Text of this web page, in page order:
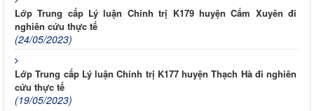
Lớp Trung cấp Lý luận Chính trị K179 huyện Cẩm Xuyên đi
nghiên cứu thực tế
(24/05/2023)
Lớp Trung cấp Lý luận Chính trị K177 huyện Thạch Hà đi nghiên
cứu thực tế
(19/05/2023)